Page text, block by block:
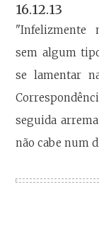
16.12.13
"Infelizmente
sem algum
se lamentar
seguida
não cabe num